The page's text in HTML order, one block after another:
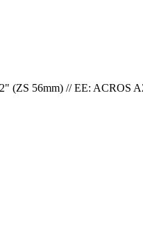
(ZS 56mm) // EE: ACROS